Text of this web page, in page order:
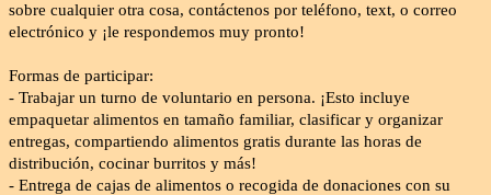
sobre cualquier otra cosa, contáctenos por teléfono, text, o correo
electrónico y ¡le respondemos muy pronto!
Formas de participar:
- Trabajar un turno de voluntario en persona. ¡Esto incluye
empaquetar alimentos en tamaño familiar, clasificar y organizar
entregas, compartiendo alimentos gratis durante las horas de
distribución, cocinar burritos y más!
- Entrega de cajas de alimentos o recogida de donaciones con su